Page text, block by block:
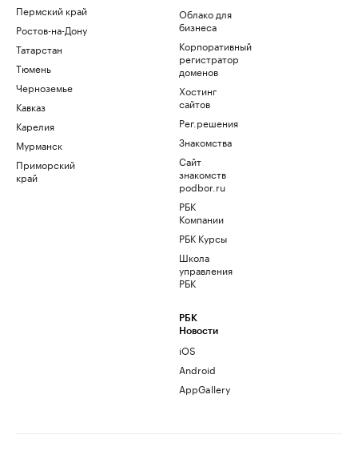
Пермский край
Ростов-на-Дону
Татарстан
Тюмень
Черноземье
Кавказ
Карелия
Мурманск
Приморский
край
Облако для
бизнеса
Корпоративный
регистратор
доменов
Хостинг
сайтов
Рег.решения
Знакомства
Сайт
знакомств
podbor.ru
РБК
Компании
РБК Курсы
Школа
управления
РБК
РБК
Новости
iOS
Android
AppGallery